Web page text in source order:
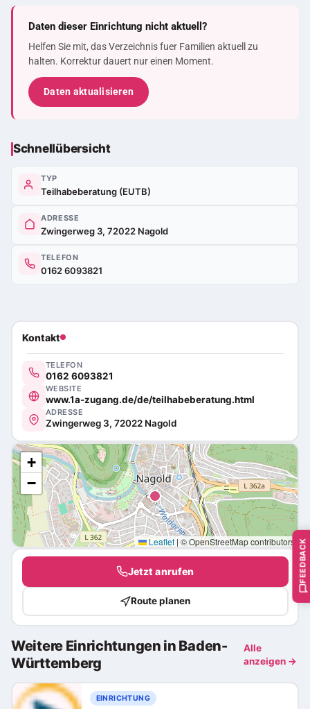
Daten dieser Einrichtung nicht aktuell?
Helfen Sie mit, das Verzeichnis fuer Familien aktuell zu
halten. Korrektur dauert nur einen Moment.
Daten aktualisieren
Schnellübersicht
TYP
Teilhabeberatung (EUTB)
ADRESSE
Zwingerweg 3, 72022 Nagold
TELEFON
0162 6093821
Kontakt
TELEFON
0162 6093821
WEBSITE
www.1a-zugang.de/de/teilhabeberatung.html
ADRESSE
Zwingerweg 3, 72022 Nagold
+
−
Leaflet | © OpenStreetMap contributors
Jetzt anrufen
Route planen
Weitere Einrichtungen in Baden-
Württemberg
Alle
anzeigen →
EINRICHTUNG
FEEDBACK